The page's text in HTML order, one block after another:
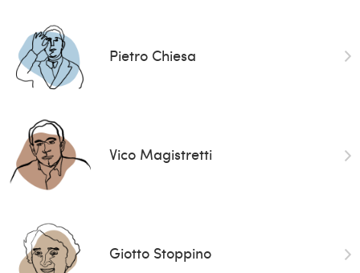
Pietro Chiesa
Vico Magistretti
Giotto Stoppino